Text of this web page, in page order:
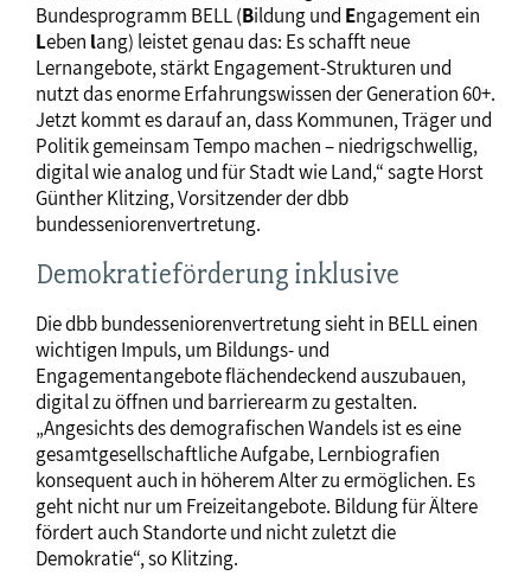
Bundesprogramm BELL (Bildung und Engagement ein
Leben lang) leistet genau das: Es schafft neue
Lernangebote, stärkt Engagement-Strukturen und
nutzt das enorme Erfahrungswissen der Generation 60+.
Jetzt kommt es darauf an, dass Kommunen, Träger und
Politik gemeinsam Tempo machen – niedrigschwellig,
digital wie analog und für Stadt wie Land,“ sagte Horst
Günther Klitzing, Vorsitzender der dbb
bundesseniorenvertretung.
Demokratieförderung inklusive
Die dbb bundesseniorenvertretung sieht in BELL einen
wichtigen Impuls, um Bildungs- und
Engagementangebote flächendeckend auszubauen,
digital zu öffnen und barrierearm zu gestalten.
„Angesichts des demografischen Wandels ist es eine
gesamtgesellschaftliche Aufgabe, Lernbiografien
konsequent auch in höherem Alter zu ermöglichen. Es
geht nicht nur um Freizeitangebote. Bildung für Ältere
fördert auch Standorte und nicht zuletzt die
Demokratie“, so Klitzing.